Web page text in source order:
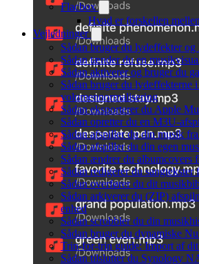
Flacbox
Hvad er forskellen
Vejledninger
Sådan bruger du lydeffekter
Sådan tænder du en
Sådan aktiverer og bruger du
Sådan bruger du lydeffekterne
volumennormalisering
Sådan eksporterer du Apple
Sådan opretter du en M3U-
Sådan afspiller du din musik
Sådan afspiller du din egen
Sådan ændrer du
Sådan redigerer du
Sådan overfører du dit
Sådan arkiverer du (ZIP)
enhed
Sådan scrobbler du din
Sådan bruger du dynamiske
Trin-for-trin guide: Import af
Sådan tilslutter du Synology